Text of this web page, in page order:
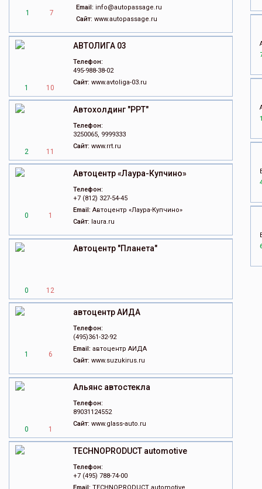
1 7
Email: info@autopassage.ru
Сайт: www.autopassage.ru
1 10
АВТОЛИГА 03
Телефон:
495-988-38-02
Сайт: www.avtoliga-03.ru
2 11
Автохолдинг "РРТ"
Телефон:
3250065, 9999333
Сайт: www.rrt.ru
0 1
Автоцентр «Лаура-Купчино»
Телефон:
+7 (812) 327-54-45
Email: Автоцентр «Лаура-Купчино»
Сайт: laura.ru
0 12
Автоцентр "Планета"
1 6
автоцентр АИДА
Телефон:
(495)361-32-92
Email: автоцентр АИДА
Сайт: www.suzukirus.ru
0 1
Альянс автостекла
Телефон:
89031124552
Сайт: www.glass-auto.ru
TECHNOPRODUCT automotive
Телефон:
+7 (495) 788-74-00